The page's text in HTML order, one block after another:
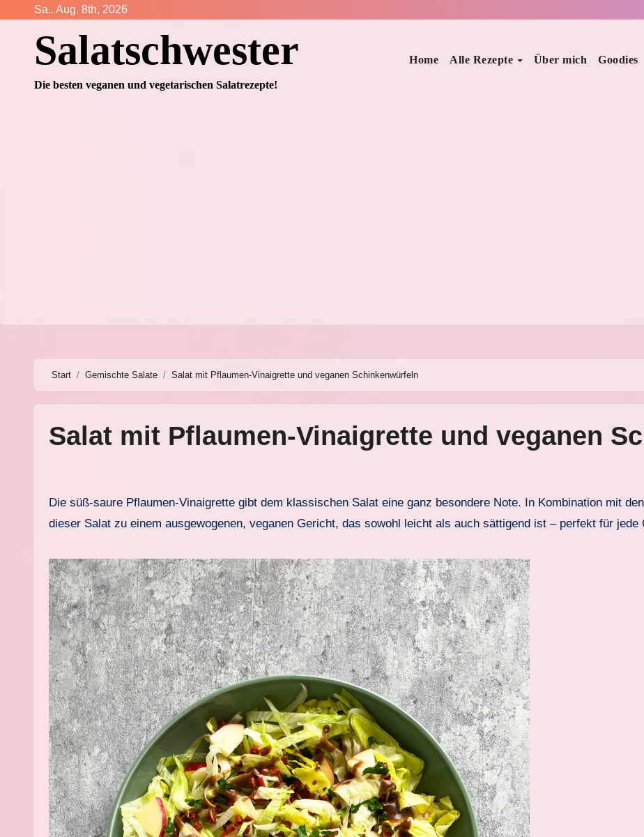
springen
Sa.. Aug. 8th, 2026
Salatschwester
Die besten veganen und vegetarischen Salatrezepte!
Home Alle Rezepte Über mich Goodies
Start Gemischte Salate Salat mit Pflaumen-Vinaigrette und veganen Schinkenwürfeln
Salat mit Pflaumen-Vinaigrette und veganen
Die süß-saure Pflaumen-Vinaigrette gibt dem klassischen Salat eine ganz besondere Note. In Kombination mit den rauchigen, veganen Schinkenwürfeln wird
dieser Salat zu einem ausgewogenen, veganen Gericht, das sowohl leicht als auch sättigend ist – perfekt für jede